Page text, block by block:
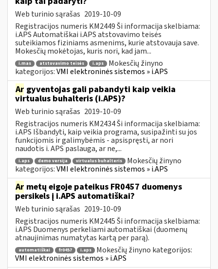
Web turinio sąrašas 2019-10-09
Registracijos numeris KM2449 Ši informacija skelbiama:
i.APS Automatiškai i.APS atstovavimo teisės
suteikiamos fiziniams asmenims, kurie atstovauja save.
Mokesčių mokėtojas, kuris nori, kad jam...
i.mas atstovavimo teisės i.aps
Mokesčių žinyno
kategorijos:VMI elektroninės sistemos » i.APS
Ar gyventojas gali pabandyti kaip veikia
virtualus buhalteris (i.APS)?
Web turinio sąrašas 2019-10-09
Registracijos numeris KM2434 Ši informacija skelbiama:
i.APS Išbandyti, kaip veikia programa, susipažinti su jos
funkcijomis ir galimybėmis - apsispręsti, ar nori
naudotis i. APS paslauga, ar ne,...
i.aps demo versija virtualus buhalteris
Mokesčių žinyno
kategorijos:VMI elektroninės sistemos » i.APS
Ar metų eigoje pateikus FR0457 duomenys
persikels į i.APS automatiškai?
Web turinio sąrašas 2019-10-09
Registracijos numeris KM2445 Ši informacija skelbiama:
i.APS Duomenys perkeliami automatiškai (duomenų
atnaujinimas numatytas kartą per parą).
automatiškai fr0457 i.aps
Mokesčių žinyno kategorijos:
VMI elektroninės sistemos » i.APS